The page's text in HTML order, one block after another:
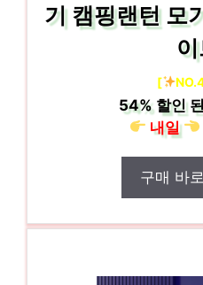
기 캠핑랜턴 모
[
54% 할인
내일
구매 바